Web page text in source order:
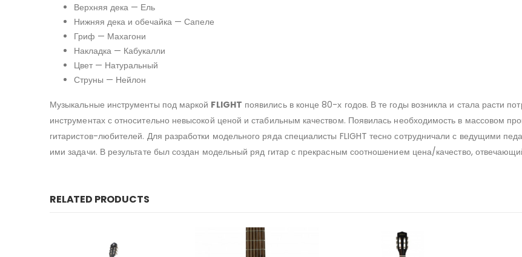
Верхняя дека — Ель
Нижняя дека и обечайка — Сапеле
Гриф — Махагони
Накладка — Кабукалли
Цвет — Натуральный
Струны — Нейлон
Музыкальные инструменты под маркой FLIGHT появились в конце 80-х годов. В те годы возникла и стала расти
инструментах с относительно невысокой ценой и стабильным качеством. Появилась необходимость в массовом
гитаристов-любителей. Для разработки модельного ряда специалисты FLIGHT тесно сотрудничали с ведущими
ими задачи. В результате был создан модельный ряд гитар с прекрасным соотношением цена/качество,
RELATED PRODUCTS